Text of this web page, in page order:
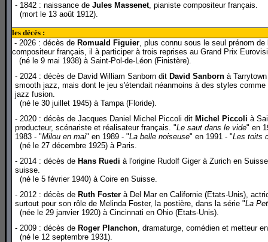
- 1842 : naissance de Jules Massenet, pianiste compositeur français.
(mort le 13 août 1912).
les décès :
- 2026 : décès de Romuald Figuier, plus connu sous le seul prénom de
compositeur français, il à participer à trois reprises au Grand Prix
(né le 9 mai 1938) à Saint-Pol-de-Léon (Finistère).
- 2024 : décès de David William Sanborn dit David Sanborn à
smooth jazz, mais dont le jeu s'étendait néanmoins à des styles
jazz fusion.
(né le 30 juillet 1945) à Tampa (Floride).
- 2020 : décès de Jacques Daniel Michel Piccoli dit Michel Piccoli à
producteur, scénariste et réalisateur français. "Le saut dans le vide" en
1983 - "Milou en mai" en 1989 - "La belle noiseuse" en 1991 - "Les toits
(né le 27 décembre 1925) à Paris.
- 2014 : décès de Hans Ruedi à l'origine Rudolf Giger à Zurich en
suisse.
(né le 5 février 1940) à Coire en Suisse.
- 2012 : décès de Ruth Foster à Del Mar en Californie (Etats-Unis),
surtout pour son rôle de Melinda Foster, la postière, dans la série "La
(née le 29 janvier 1920) à Cincinnati en Ohio (Etats-Unis).
- 2009 : décès de Roger Planchon, dramaturge, comédien et metteur
(né le 12 septembre 1931).